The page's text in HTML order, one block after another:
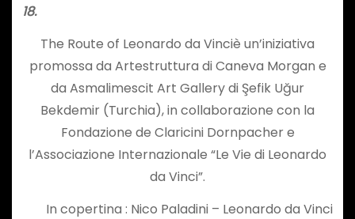
18.
The Route of Leonardo da Vinciè un’iniziativa
promossa da Artestruttura di Caneva Morgan e
da Asmalimescit Art Gallery di Şefik Uğur
Bekdemir (Turchia), in collaborazione con la
Fondazione de Claricini Dornpacher e
l’Associazione Internazionale “Le Vie di Leonardo
da Vinci”.
In copertina : Nico Paladini – Leonardo da Vinci